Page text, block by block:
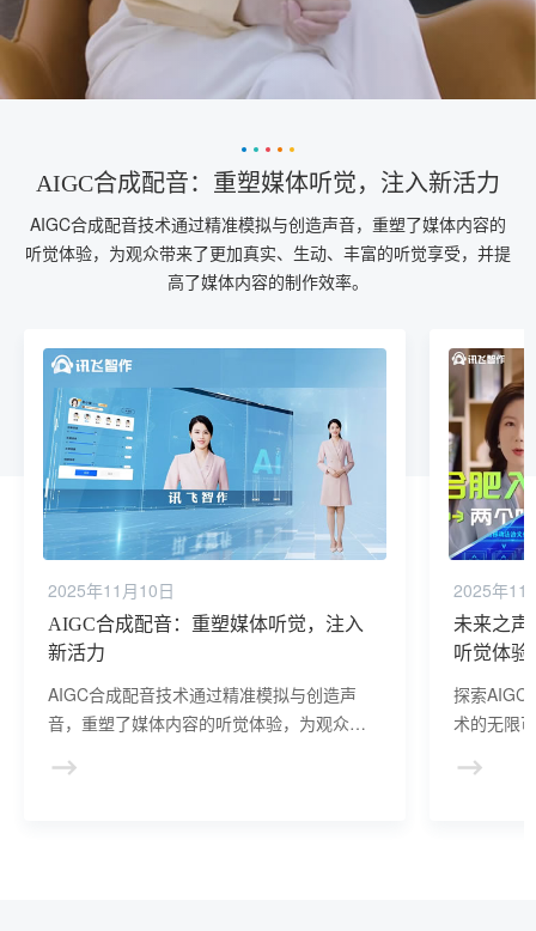
AIGC合成配音：重塑媒体听觉，注入新活力
AIGC合成配音技术通过精准模拟与创造声音，重塑了媒体内容的
听觉体验，为观众带来了更加真实、生动、丰富的听觉享受，并提
高了媒体内容的制作效率。
2025年11月10日
AIGC合成配音：重塑媒体听觉，注入
新活力
AIGC合成配音技术通过精准模拟与创造声
音，重塑了媒体内容的听觉体验，为观众带
提高了媒体内容的制作效率。
2025年11
未来之声
听觉体验
探索AIGC
术的无限
音艺术向